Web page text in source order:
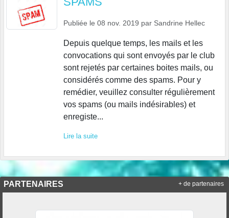
Publiée le 08 nov. 2019 par Sandrine Hellec
Depuis quelque temps, les mails et les
convocations qui sont envoyés par le club
sont rejetés par certaines boites mails, ou
considérés comme des spams. Pour y
remédier, veuillez consulter régulièrement
vos spams (ou mails indésirables) et
enregiste...
Lire la suite
PARTENAIRES + de partenaires